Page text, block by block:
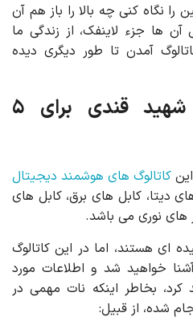
نگاه کنی چه بالا را باز هم آن
ها جزء لاینفک، از زندگی ما
آمدن تا طور دیگری دیده
۵ عنوان کاتالوگ شهید قندی برای ۵
کاتالوگ های هوشمند دیجیتال
دیتا، کابل های برق، کابل های
ای هستند، اما در این کاتالوگ
خواهید شد و اطلاعات مورد
کرد، بخاطر اینکه نات مهمی در
شده، از قبیل: